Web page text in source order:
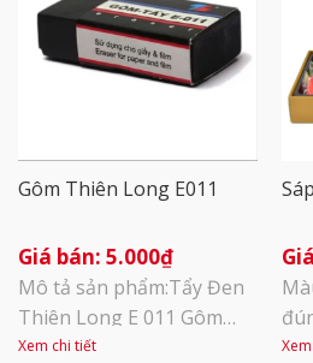
Gôm Thiên Long E011
5.000₫
Mô tả sản phẩm:Tẩy Đen
Thiên Long E 011 Gôm
Tẩy Sạch và Mềm Xuất xứ
Xem chi tiết
cơ